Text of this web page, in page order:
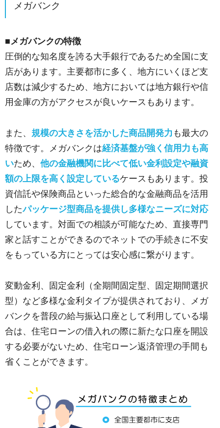
メガバンク
■メガバンクの特徴
圧倒的な知名度を誇る大手銀行であるため全国に支
店があります。主要都市に多く、地方にいくほど支
店数は減少するため、地方においては地方銀行や信
用金庫の方がアクセスが良いケースもあります。
また、 規模の大きさを活かした商品開発力 も最大の
特徴です。メガバンクは経済基盤が強く信用力も高
いため、 他の金融機関に比べて低い金利設定や融資
額の上限を高く設定しているケースもあります。投
資信託や保険商品といった総合的な金融商品を活用
したパッケージ型商品を提供し多様なニーズに対応
しています。対面での相談が可能なため、直接専門
家と話すことができるのでネットでの手続きに不安
をもっている方にとっては安心感に繋がります。
変動金利、固定金利（全期間固定型、固定期間選択
型）など多様な金利タイプが提供されており、メガ
バンクを普段の給与振込口座として利用している場
合は、住宅ローンの借入れの際に新たな口座を開設
する必要がないため、住宅ローン返済管理の手間も
省くことができます。